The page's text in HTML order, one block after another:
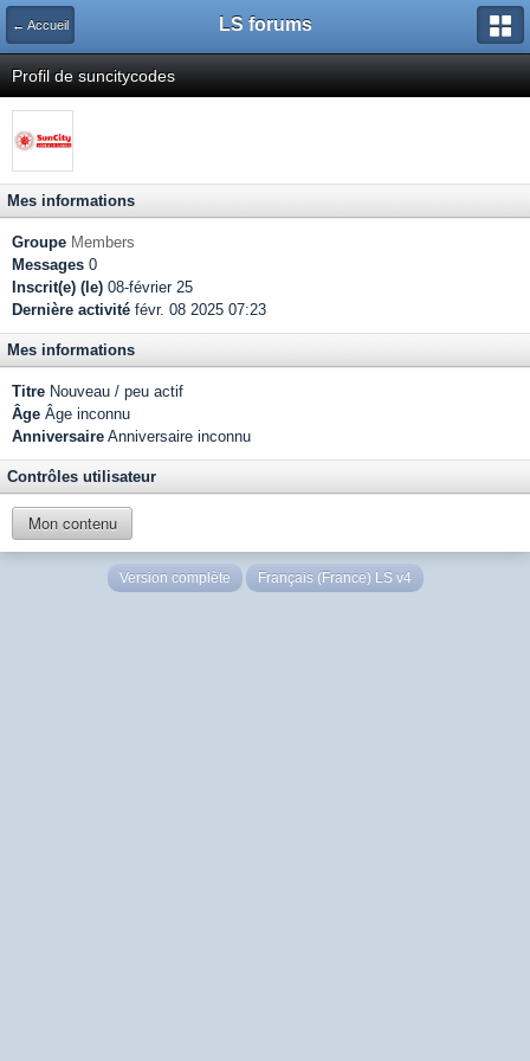
← Accueil LS forums
Profil de suncitycodes
Mes informations
Groupe Members
Messages 0
Inscrit(e) (le) 08-février 25
Dernière activité févr. 08 2025 07:23
Mes informations
Titre Nouveau / peu actif
Âge Âge inconnu
Anniversaire Anniversaire inconnu
Contrôles utilisateur
Mon contenu
Version complète Français (France) LS v4